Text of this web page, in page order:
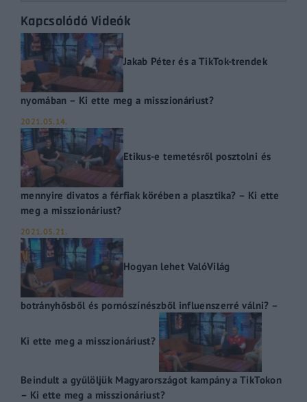
Kapcsolódó Videók
Jakab Péter és a TikTok-trendek
nyomában – Ki ette meg a misszionáriust?
2021.05.14.
Etikus-e temetésről posztolni és
mennyire divatos a férfiak körében a plasztika? – Ki ette
meg a misszionáriust?
2021.05.21.
Hogyan lehet ValóVilág
botrányhősből és pornószínészből influenszerré válni? –
Ki ette meg a misszionáriust?
Beindult a gyűlöljük Magyarországot kampány a TikTokon
– Ki ette meg a misszionáriust?